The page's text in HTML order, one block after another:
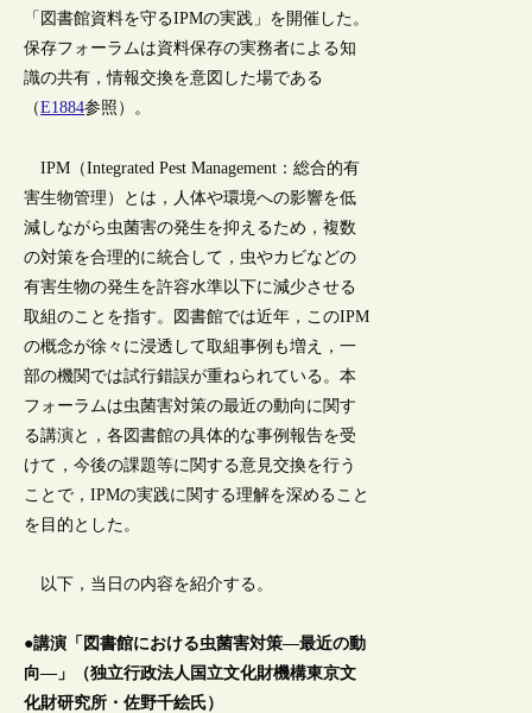
「図書館資料を守るIPMの実践」を開催した。
保存フォーラムは資料保存の実務者による知
識の共有，情報交換を意図した場である
（E1884参照）。
IPM（Integrated Pest Management：総合的有
害生物管理）とは，人体や環境への影響を低
減しながら虫菌害の発生を抑えるため，複数
の対策を合理的に統合して，虫やカビなどの
有害生物の発生を許容水準以下に減少させる
取組のことを指す。図書館では近年，このIPM
の概念が徐々に浸透して取組事例も増え，一
部の機関では試行錯誤が重ねられている。本
フォーラムは虫菌害対策の最近の動向に関す
る講演と，各図書館の具体的な事例報告を受
けて，今後の課題等に関する意見交換を行う
ことで，IPMの実践に関する理解を深めること
を目的とした。
以下，当日の内容を紹介する。
●講演「図書館における虫菌害対策―最近の動
向―」（独立行政法人国立文化財機構東京文
化財研究所・佐野千絵氏）